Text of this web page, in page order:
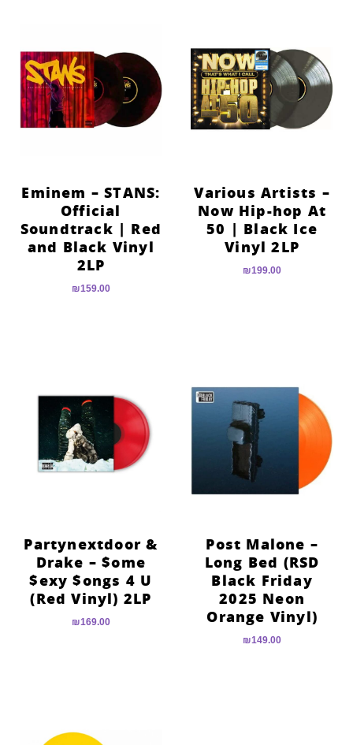
Various Artists –
Now Hip-hop At
50 | Black Ice
Vinyl 2LP
₪199.00
Eminem – STANS:
Official
Soundtrack | Red
and Black Vinyl
2LP
₪159.00
Post Malone –
Long Bed (RSD
Black Friday
2025 Neon
Orange Vinyl)
₪149.00
Partynextdoor &
Drake – $ome
$exy $ongs 4 U
(Red Vinyl) 2LP
₪169.00